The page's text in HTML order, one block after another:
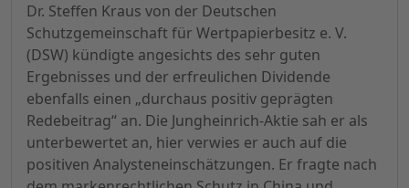
Dr. Steffen Kraus von der Deutschen
Schutzgemeinschaft für Wertpapierbesitz e. V.
(DSW) kündigte angesichts des sehr guten
Ergebnisses und der erfreulichen Dividende
ebenfalls einen „durchaus positiv geprägten
Redebeitrag“ an. Die Jungheinrich-Aktie sah er als
unterbewertet an, hier verwies er auch auf die
positiven Analysteneinschätzungen. Er fragte nach